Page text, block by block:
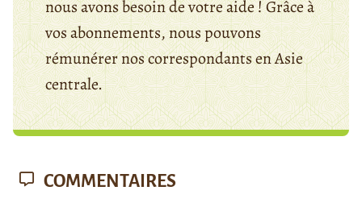
nous avons besoin de votre aide ! Grâce à
vos abonnements, nous pouvons
rémunérer nos correspondants en Asie
centrale.
COMMENTAIRES